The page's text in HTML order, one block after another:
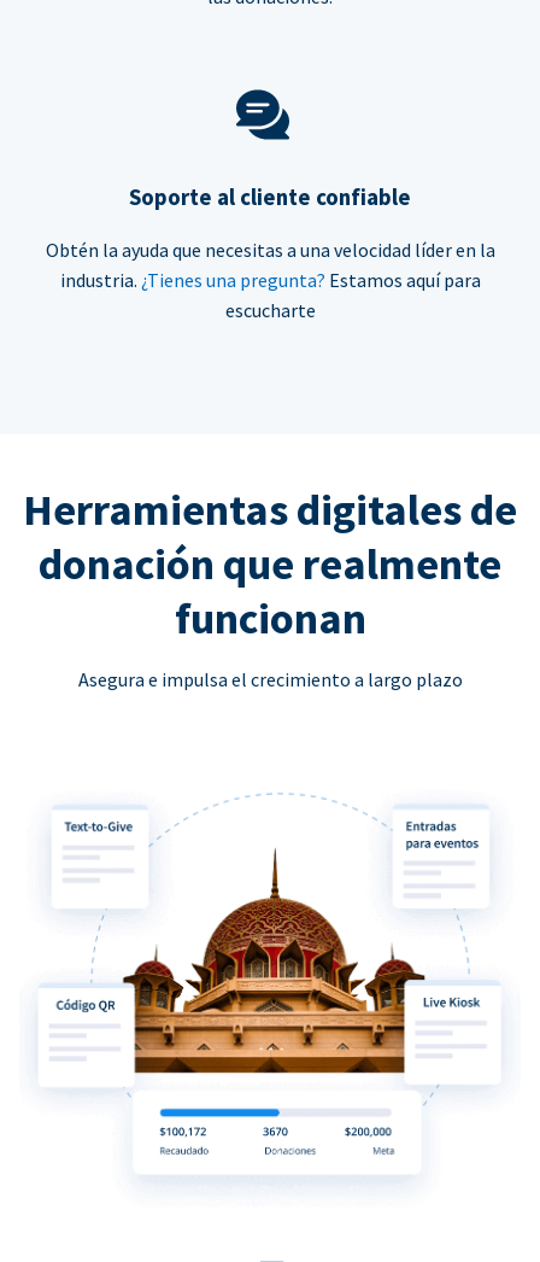
Soporte al cliente confiable
Obtén la ayuda que necesitas a una velocidad líder en la
industria. ¿Tienes una pregunta? Estamos aquí para
escucharte
Herramientas digitales de
donación que realmente
funcionan
Asegura e impulsa el crecimiento a largo plazo